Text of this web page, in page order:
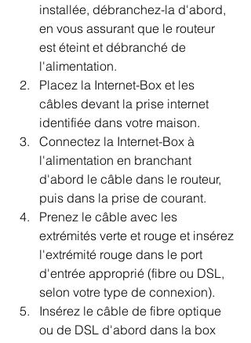
installée, débranchez-la d'abord,
en vous assurant que le routeur
est éteint et débranché de
l'alimentation.
Placez la Internet-Box et les
câbles devant la prise internet
identifiée dans votre maison.
Connectez la Internet-Box à
l'alimentation en branchant
d'abord le câble dans le routeur,
puis dans la prise de courant.
Prenez le câble avec les
extrémités verte et rouge et insérez
l'extrémité rouge dans le port
d'entrée approprié (fibre ou DSL,
selon votre type de connexion).
Insérez le câble de fibre optique
ou de DSL d'abord dans la box